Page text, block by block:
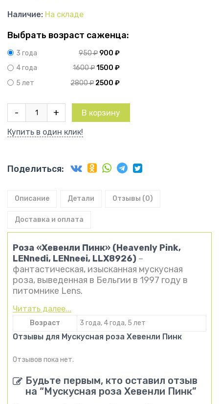
Наличие: На складе
Выбрать возраст саженца:
3 года 950₽ 900 ₽
4 года
1600₽1500 ₽
5 лет
2800₽ 2500 ₽
-
Количество
Мускусная
+ В корзину
Купить в один клик!
Поделиться:
Описание Детали Отзывы (0)
Доставка и оплата
Роза «Хевенли Пинк» (Heavenly Pink,
LENnedi, LENneei, LLX8926) –
фантастическая, изысканная мускусная
роза, выведенная в Бельгии в 1997 году в
питомнике Lens.
Читать далее...
Возраст 3 года, 4 года, 5 лет
Отзывы для Мускусная роза Хевенли Пинк
Отзывов пока нет.
Будьте первым, кто оставил отзыв
на “Мускусная роза Хевенли Пинк”